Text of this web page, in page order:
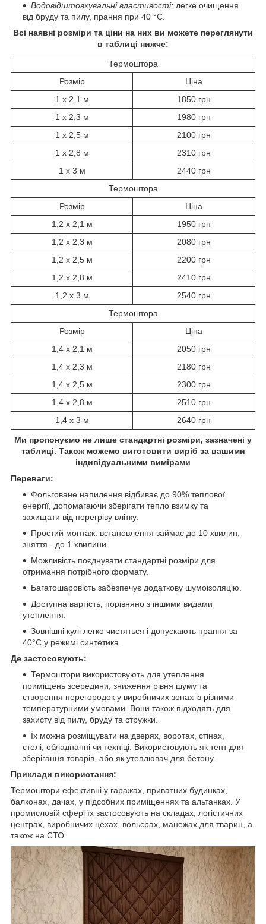
Водовідштовхувальні властивості: легке очищення
від бруду та пилу, прання при 40 °C.
Всі наявні розміри та ціни на них ви можете переглянути
в таблиці нижче:
Термоштора
Розмір
Ціна
1 х 2,1 м
1850 грн
1 х 2,3 м
1980 грн
1 х 2,5 м
2100 грн
1 х 2,8 м
2310 грн
1 х 3 м
2440 грн
Термоштора
Розмір
Ціна
1,2 х 2,1 м
1950 грн
1,2 х 2,3 м
2080 грн
1,2 х 2,5 м
2200 грн
1,2 х 2,8 м
2410 грн
1,2 х 3 м
2540 грн
Термоштора
Розмір
Ціна
1,4 х 2,1 м
2050 грн
1,4 х 2,3 м
2180 грн
1,4 х 2,5 м
2300 грн
1,4 х 2,8 м
2510 грн
1,4 х 3 м
2640 грн
Ми пропонуємо не лише стандартні розміри, зазначені у
таблиці. Також можемо виготовити виріб за вашими
індивідуальними вимірами
Переваги:
Фольговане напилення відбиває до 90% теплової
енергії, допомагаючи зберігати тепло взимку та
захищати від перегріву влітку.
Простий монтаж: встановлення займає до 10 хвилин,
зняття - до 1 хвилини.
Можливість поєднувати стандартні розміри для
отримання потрібного формату.
Багатошаровість забезпечує додаткову шумоізоляцію.
Доступна вартість, порівняно з іншими видами
утеплення.
Зовнішні кулі легко чистяться і допускають прання за
40°C у режимі синтетика.
Де застосовують:
Термоштори використовують для утеплення
приміщень зсередини, зниження рівня шуму та
створення перегородок у виробничих зонах із різними
температурними умовами. Вони також підходять для
захисту від пилу, бруду та стружки.
Їх можна розміщувати на дверях, воротах, стінах,
стелі, обладнанні чи техніці. Використовують як тент для
зберігання товарів, або як утеплювач для бетону.
Приклади використання:
Термоштори ефективні у гаражах, приватних будинках,
балконах, дачах, у підсобних приміщеннях та альтанках. У
промисловій сфері їх застосовують на складах, логістичних
центрах, виробничих цехах, вольєрах, манежах для тварин, а
також на СТО.